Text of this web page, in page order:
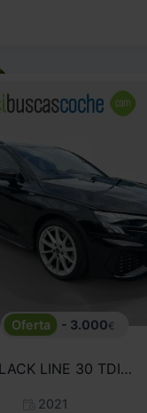
- 3.000€
SPORTBACK BLACK LINE 30 TDI 85KW (116CV)
2021